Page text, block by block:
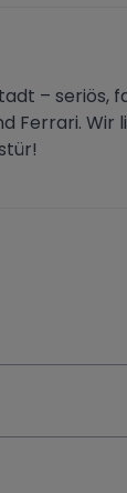
– seriös,
Ferrari. Wir